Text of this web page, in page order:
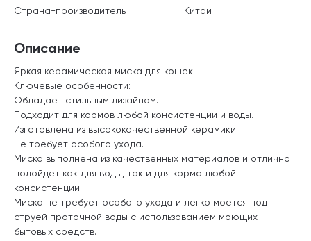
Описание
Яркая керамическая миска для кошек.
Ключевые особенности:
Обладает стильным дизайном.
Подходит для кормов любой консистенции и воды.
Изготовлена из высококачественной керамики.
Не требует особого ухода.
Миска выполнена из качественных материалов и отлично
подойдет как для воды, так и для корма любой
консистенции.
Миска не требует особого ухода и легко моется под
струей проточной воды с использованием моющих
бытовых средств.
Страна-производитель
Китай